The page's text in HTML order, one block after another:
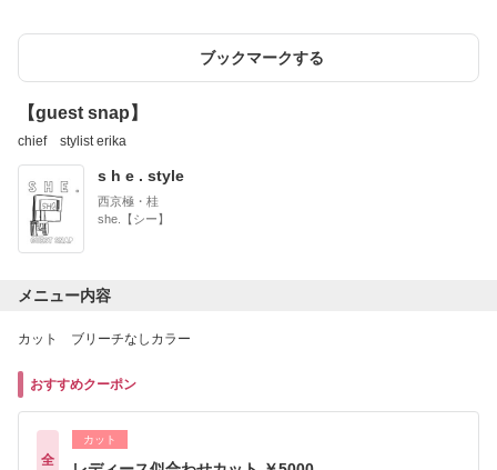
ブックマークする
【guest snap】
chief stylist erika
s h e . style
西京極・桂
she.【シー】
メニュー内容
カット ブリーチなしカラー
おすすめクーポン
全
カット